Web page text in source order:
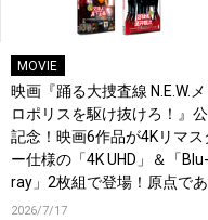
MOVIE
映画『踊る大捜査線 N.E.W.メ
ロポリスを駆け抜けろ！』
記念！映画6作品が4Kリマス
ー仕様の「4K UHD」＆「Blu-
ray」2枚組で登場！原点であ
連続テレビドラマとテレビス
2026/7/17